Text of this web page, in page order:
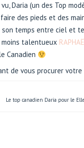
Daria (un des Top
des pieds et des
temps entre ciel et
talentueux
Canadien
de vous procurer votre
Le top canadien Daria pour le